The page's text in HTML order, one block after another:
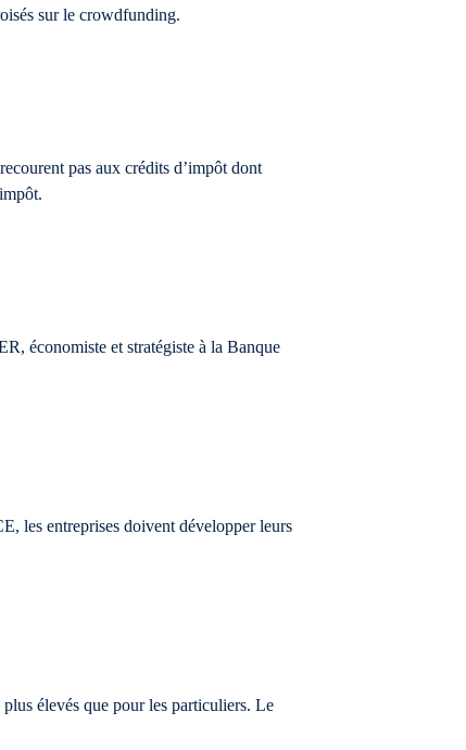
sur le crowdfunding.
pas aux crédits d’impôt dont
économiste et stratégiste à la Banque
entreprises doivent développer leurs
élevés que pour les particuliers. Le